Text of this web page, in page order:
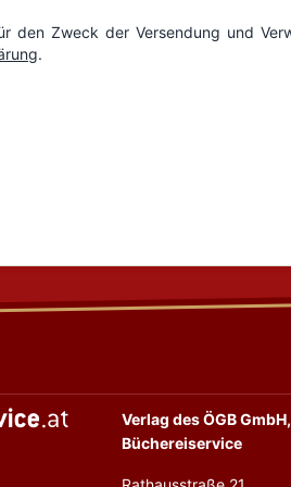
Verlag des ÖGB GmbH,
Büchereiservice